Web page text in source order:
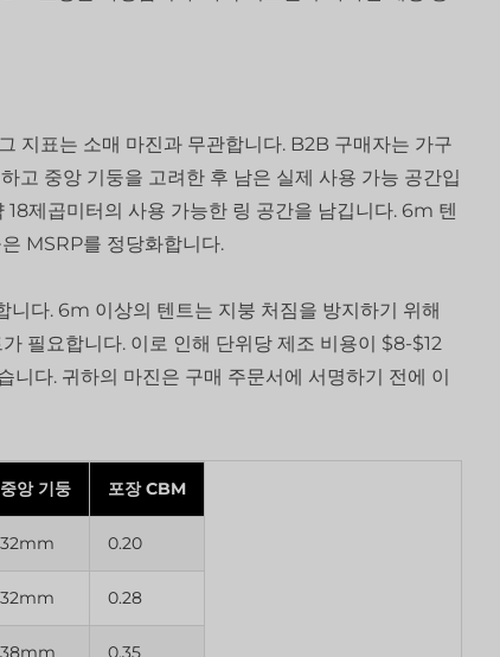
지표는 소매 마진과 무관합니다. B2B 구매자는 가구
고 중앙 기둥을 고려한 후 남은 실제 사용 가능 공간입
제곱미터의 사용 가능한 링 공간을 남깁니다. 6m 텐
MSRP를 정당화합니다.
다. 6m 이상의 텐트는 지붕 처짐을 방지하기 위해
필요합니다. 이로 인해 단위당 제조 비용이 $8-$12
니다. 귀하의 마진은 구매 주문서에 서명하기 전에 이
중앙 기둥 포장 CBM
32mm 0.20
32mm 0.28
38mm 0.35